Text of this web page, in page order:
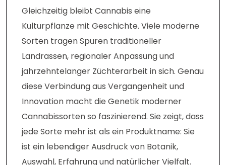
Gleichzeitig bleibt Cannabis eine
Kulturpflanze mit Geschichte. Viele moderne
Sorten tragen Spuren traditioneller
Landrassen, regionaler Anpassung und
jahrzehntelanger Züchterarbeit in sich. Genau
diese Verbindung aus Vergangenheit und
Innovation macht die Genetik moderner
Cannabissorten so faszinierend. Sie zeigt, dass
jede Sorte mehr ist als ein Produktname: Sie
ist ein lebendiger Ausdruck von Botanik,
Auswahl, Erfahrung und natürlicher Vielfalt.